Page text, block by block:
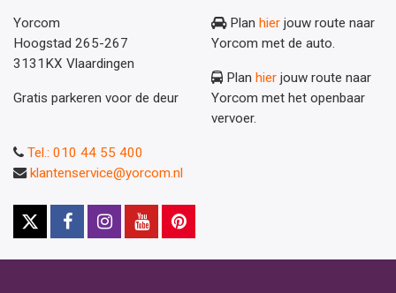
Yorcom
Hoogstad 265-267
3131KX Vlaardingen
Gratis parkeren voor de deur
Plan hier jouw route naar
Yorcom met de auto.
Plan hier jouw route naar
Yorcom met het openbaar
vervoer.
Tel.: 010 44 55 400
klantenservice@yorcom.nl